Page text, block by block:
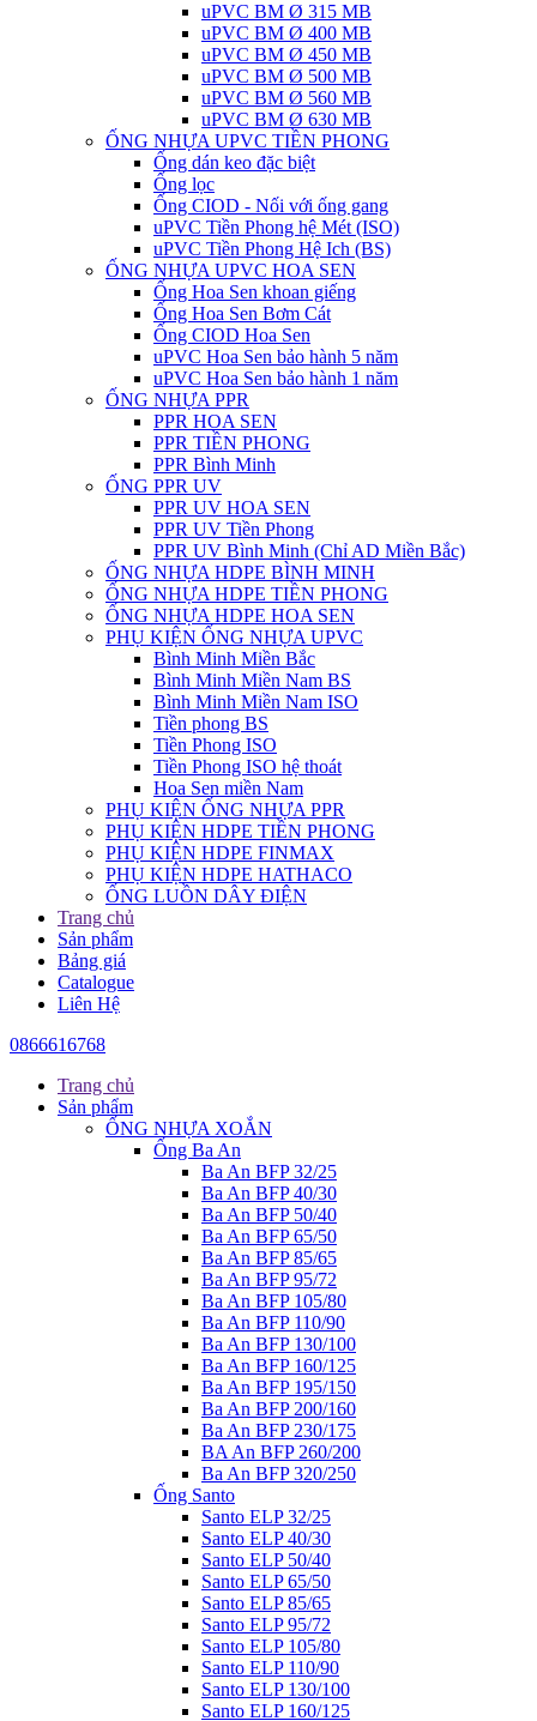
uPVC BM Ø 315 MB
uPVC BM Ø 400 MB
uPVC BM Ø 450 MB
uPVC BM Ø 500 MB
uPVC BM Ø 560 MB
uPVC BM Ø 630 MB
ỐNG NHỰA UPVC TIỀN PHONG
Ống dán keo đặc biệt
Ống lọc
Ống CIOD - Nối với ống gang
uPVC Tiền Phong hệ Mét (ISO)
uPVC Tiền Phong Hệ Ich (BS)
ỐNG NHỰA UPVC HOA SEN
Ống Hoa Sen khoan giếng
Ống Hoa Sen Bơm Cát
Ống CIOD Hoa Sen
uPVC Hoa Sen bảo hành 5 năm
uPVC Hoa Sen bảo hành 1 năm
ỐNG NHỰA PPR
PPR HOA SEN
PPR TIỀN PHONG
PPR Bình Minh
ỐNG PPR UV
PPR UV HOA SEN
PPR UV Tiền Phong
PPR UV Bình Minh (Chỉ AD Miền Bắc)
ỐNG NHỰA HDPE BÌNH MINH
ỐNG NHỰA HDPE TIỀN PHONG
ỐNG NHỰA HDPE HOA SEN
PHỤ KIỆN ỐNG NHỰA UPVC
Bình Minh Miền Bắc
Bình Minh Miền Nam BS
Bình Minh Miền Nam ISO
Tiền phong BS
Tiền Phong ISO
Tiền Phong ISO hệ thoát
Hoa Sen miền Nam
PHỤ KIỆN ỐNG NHỰA PPR
PHỤ KIỆN HDPE TIỀN PHONG
PHỤ KIỆN HDPE FINMAX
PHỤ KIỆN HDPE HATHACO
ỐNG LUỒN DÂY ĐIỆN
Trang chủ
Sản phẩm
Bảng giá
Catalogue
Liên Hệ
0866616768
Trang chủ
Sản phẩm
ỐNG NHỰA XOẮN
Ống Ba An
Ba An BFP 32/25
Ba An BFP 40/30
Ba An BFP 50/40
Ba An BFP 65/50
Ba An BFP 85/65
Ba An BFP 95/72
Ba An BFP 105/80
Ba An BFP 110/90
Ba An BFP 130/100
Ba An BFP 160/125
Ba An BFP 195/150
Ba An BFP 200/160
Ba An BFP 230/175
BA An BFP 260/200
Ba An BFP 320/250
Ống Santo
Santo ELP 32/25
Santo ELP 40/30
Santo ELP 50/40
Santo ELP 65/50
Santo ELP 85/65
Santo ELP 95/72
Santo ELP 105/80
Santo ELP 110/90
Santo ELP 130/100
Santo ELP 160/125